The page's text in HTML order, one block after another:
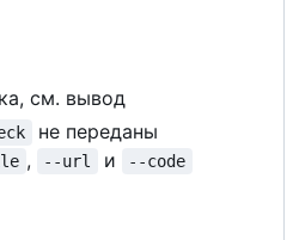
см. вывод
не переданы
, --url и --code